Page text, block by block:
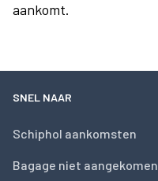
aankomt.
SNEL NAAR
Schiphol aankomsten
Bagage niet aangekomen